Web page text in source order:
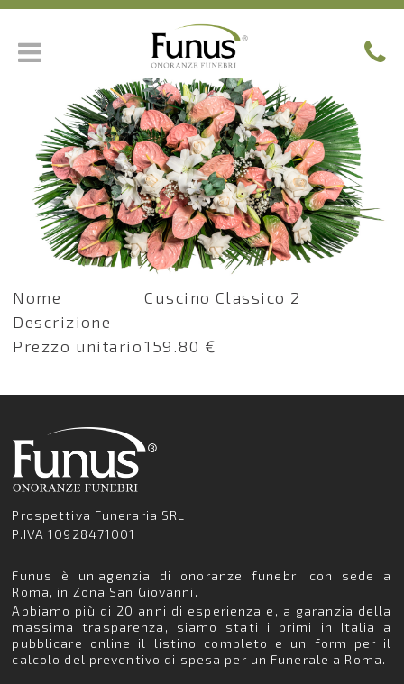
Nome
Cuscino Classico 2
Descrizione
Prezzo unitario 159.80 €
Prospettiva Funeraria SRL
P.IVA 10928471001
Funus è un'agenzia di onoranze funebri con sede a
Roma, in Zona San Giovanni.
Abbiamo più di 20 anni di esperienza e, a garanzia della
massima trasparenza, siamo stati i primi in Italia a
pubblicare online il listino completo e un form per il
calcolo del preventivo di spesa per un Funerale a Roma.